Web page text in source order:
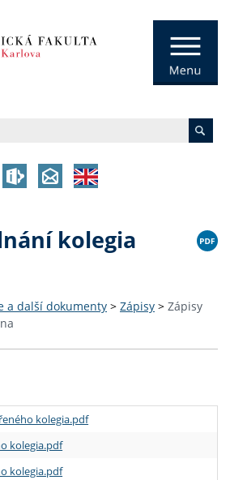
kolegia
a další dokumenty > Zápisy > Zápisy
kolegia.pdf
kolegia.pdf
kolegia.pdf